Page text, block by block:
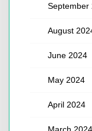
September
August
June 2024
May 2024
April 2024